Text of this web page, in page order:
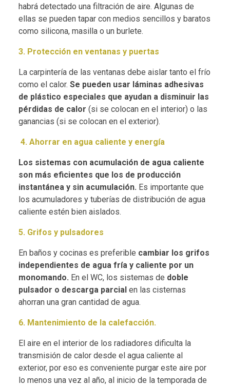
habrá detectado una filtración de aire. Algunas de
ellas se pueden tapar con medios sencillos y baratos
como silicona, masilla o un burlete.
3. Protección en ventanas y puertas
La carpintería de las ventanas debe aislar tanto el frío
como el calor. Se pueden usar láminas adhesivas
de plástico especiales que ayudan a disminuir las
pérdidas de calor (si se colocan en el interior) o las
ganancias (si se colocan en el exterior).
4. Ahorrar en agua caliente y energía
Los sistemas con acumulación de agua caliente
son más eficientes que los de producción
instantánea y sin acumulación. Es importante que
los acumuladores y tuberías de distribución de agua
caliente estén bien aislados.
5. Grifos y pulsadores
En baños y cocinas es preferible cambiar los grifos
independientes de agua fría y caliente por un
monomando. En el WC, los sistemas de doble
pulsador o descarga parcial en las cisternas
ahorran una gran cantidad de agua.
6. Mantenimiento de la calefacción.
El aire en el interior de los radiadores dificulta la
transmisión de calor desde el agua caliente al
exterior, por eso es conveniente purgar este aire por
lo menos una vez al año, al inicio de la temporada de